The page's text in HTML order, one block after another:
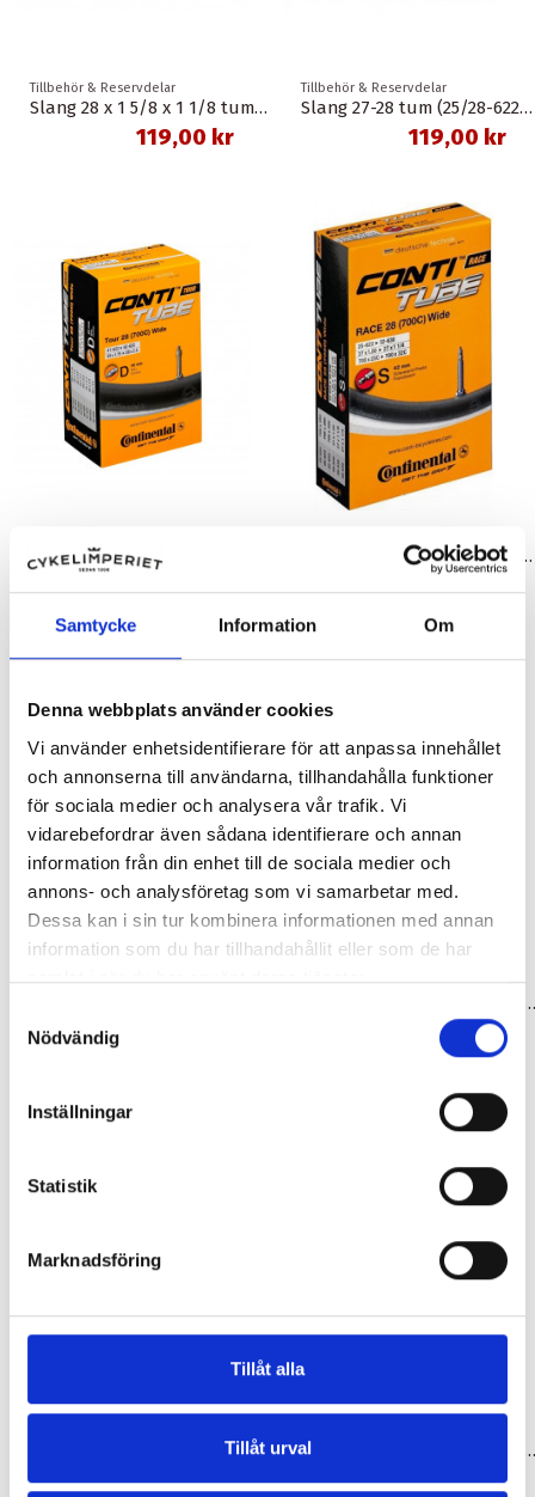
Samtycke Information Om
Denna webbplats använder cookies
Vi använder enhetsidentifierare för att anpassa innehållet
och annonserna till användarna, tillhandahålla funktioner
för sociala medier och analysera vår trafik. Vi
vidarebefordrar även sådana identifierare och annan
information från din enhet till de sociala medier och
annons- och analysföretag som vi samarbetar med.
Dessa kan i sin tur kombinera informationen med annan
information som du har tillhandahållit eller som de har
samlat i när du har använt deras tjänster.
Nödvändig
Inställningar
Statistik
Marknadsföring
Tillåt alla
Tillåt urval
Tillbehör & Reservdelar
Slang 28 x 1 5/8 x 1 1/8 tum (25/28-622/630) 35 mm dunlop spectra
119,00 kr
Tillbehör & Reservdelar
Slang 27-28 tum (25/28-622/630) 48 mm dunlop spectra
119,00 kr
Slang 28 tum (25-32/622-630) presta 42 mm Continental
27-28" 27-28"
Slang 27-28 tum (37/47-609/635) dunlop 35 mm spectra
119,00 kr
Slang 27-28 tum (28/40-609/635) dunlop spectra
119,00 kr
Slang 27-28 tum (37/47-609/635) bil spectra
119,00 kr